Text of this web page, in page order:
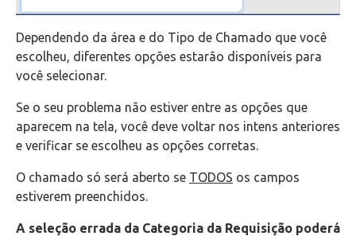
Dependendo da área e do Tipo de Chamado que você
escolheu, diferentes opções estarão disponíveis para
você selecionar.
Se o seu problema não estiver entre as opções que
aparecem na tela, você deve voltar nos intens anteriores
e verificar se escolheu as opções corretas.
O chamado só será aberto se TODOS os campos
estiverem preenchidos.
A seleção errada da Categoria da Requisição poderá